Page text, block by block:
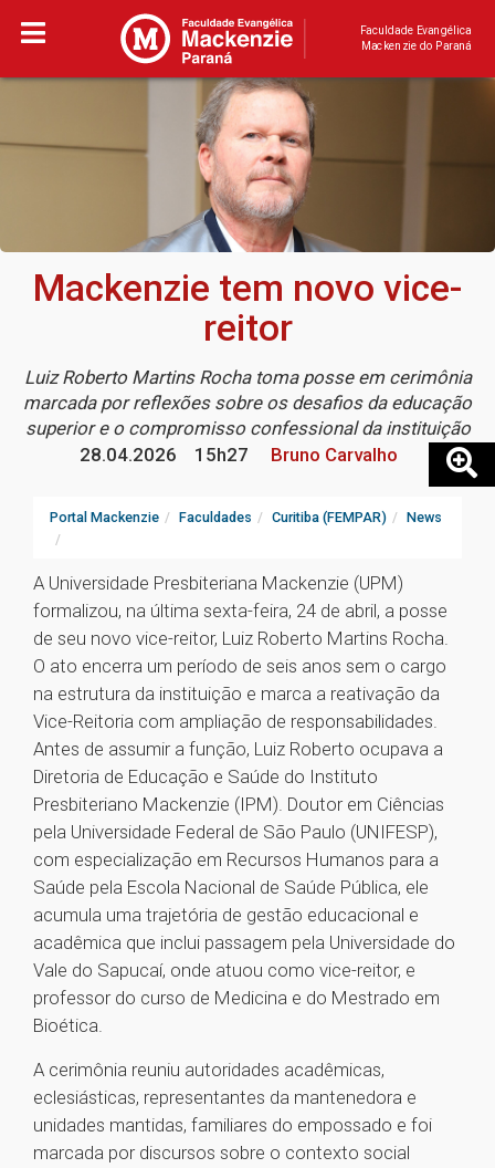
Faculdade Evangélica
Mackenzie do Paraná
Mackenzie tem novo vice-
reitor
Luiz Roberto Martins Rocha toma posse em cerimônia
marcada por reflexões sobre os desafios da educação
superior e o compromisso confessional da instituição
28.04.2026
15h27 Bruno Carvalho
Portal Mackenzie Faculdades Curitiba (FEMPAR) News
A Universidade Presbiteriana Mackenzie (UPM)
formalizou, na última sexta-feira, 24 de abril, a posse
de seu novo vice-reitor, Luiz Roberto Martins Rocha.
O ato encerra um período de seis anos sem o cargo
na estrutura da instituição e marca a reativação da
Vice-Reitoria com ampliação de responsabilidades.
Antes de assumir a função, Luiz Roberto ocupava a
Diretoria de Educação e Saúde do Instituto
Presbiteriano Mackenzie (IPM). Doutor em Ciências
pela Universidade Federal de São Paulo (UNIFESP),
com especialização em Recursos Humanos para a
Saúde pela Escola Nacional de Saúde Pública, ele
acumula uma trajetória de gestão educacional e
acadêmica que inclui passagem pela Universidade do
Vale do Sapucaí, onde atuou como vice-reitor, e
professor do curso de Medicina e do Mestrado em
Bioética.
A cerimônia reuniu autoridades acadêmicas,
eclesiásticas, representantes da mantenedora e
unidades mantidas, familiares do empossado e foi
marcada por discursos sobre o contexto social